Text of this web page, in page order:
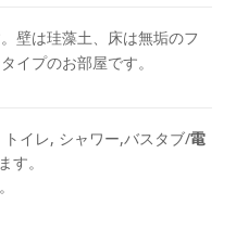
壁は珪藻土、床は無垢のフ
イプのお部屋です。
イレ, シャワー,バスタブ/電
す。